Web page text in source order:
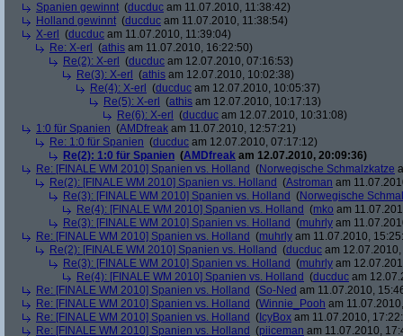
Spanien gewinnt (ducduc am 11.07.2010, 11:38:42)
Holland gewinnt (ducduc am 11.07.2010, 11:38:54)
X-erl
(ducduc am 11.07.2010, 11:39:04)
Re: X-erl
(athis am 11.07.2010, 16:22:50)
Re(2): X-erl
(ducduc am 12.07.2010, 07:16:53)
Re(3): X-erl
(athis am 12.07.2010, 10:02:38)
Re(4): X-erl
(ducduc am 12.07.2010, 10:05:37)
Re(5): X-erl
(athis am 12.07.2010, 10:17:13)
Re(6): X-erl
(ducduc am 12.07.2010, 10:31:08)
1:0 für Spanien (AMDfreak am 11.07.2010, 12:57:21)
Re: 1:0 für Spanien (ducduc am 12.07.2010, 07:17:12)
Re(2): 1:0 für Spanien (AMDfreak am 12.07.2010, 20:09:36)
Re: [FINALE WM 2010] Spanien vs. Holland (Norwegische Schmalzkatze
Re(2): [FINALE WM 2010] Spanien vs. Holland (Astroman am
Re(3): [FINALE WM 2010] Spanien vs. Holland (Norwegische
Re(4): [FINALE WM 2010] Spanien vs. Holland (mko am
Re(3): [FINALE WM 2010] Spanien vs. Holland (muhrly am
Re: [FINALE WM 2010] Spanien vs. Holland (muhrly am 11.07.2010,
Re(2): [FINALE WM 2010] Spanien vs. Holland (ducduc am
Re(3): [FINALE WM 2010] Spanien vs. Holland (muhrly am
Re(4): [FINALE WM 2010] Spanien vs. Holland (ducduc am
Re: [FINALE WM 2010] Spanien vs. Holland (So-Ned am 11.07.2010,
Re: [FINALE WM 2010] Spanien vs. Holland (Winnie_Pooh am
Re: [FINALE WM 2010] Spanien vs. Holland ( IcyBox am 11.07.2010,
Re: [FINALE WM 2010] Spanien vs. Holland (piiceman am 11.07.2010,